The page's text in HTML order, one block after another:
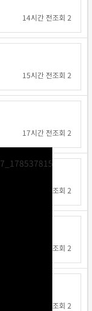
14시간 전조회 2
15시간 전조회 2
17시간 전조회 2
조회 2
조회 2
조회 2